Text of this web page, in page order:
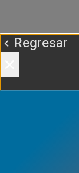
Regresar